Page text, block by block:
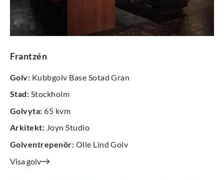
Frantzén
Golv: Kubbgolv Base Sotad Gran
Stad: Stockholm
Golvyta: 65 kvm
Arkitekt: Joyn Studio
Golventrepenör: Olle Lind Golv
Visa golv